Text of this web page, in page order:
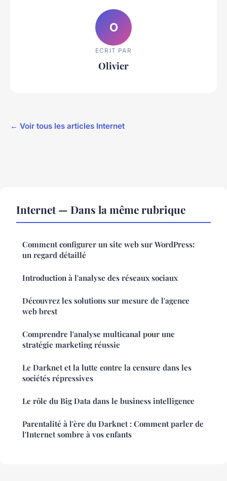
O
ECRIT PAR
Olivier
← Voir tous les articles Internet
Internet — Dans la même rubrique
Comment configurer un site web sur WordPress:
un regard détaillé
Introduction à l'analyse des réseaux sociaux
Découvrez les solutions sur mesure de l'agence
web brest
Comprendre l'analyse multicanal pour une
stratégie marketing réussie
Le Darknet et la lutte contre la censure dans les
sociétés répressives
Le rôle du Big Data dans le business intelligence
Parentalité à l'ère du Darknet : Comment parler de
l'Internet sombre à vos enfants